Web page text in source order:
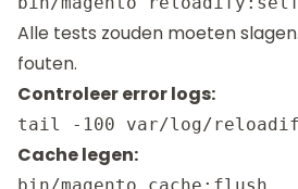
Alle tests zouden moeten
fouten.
Controleer error logs:
Cache legen: